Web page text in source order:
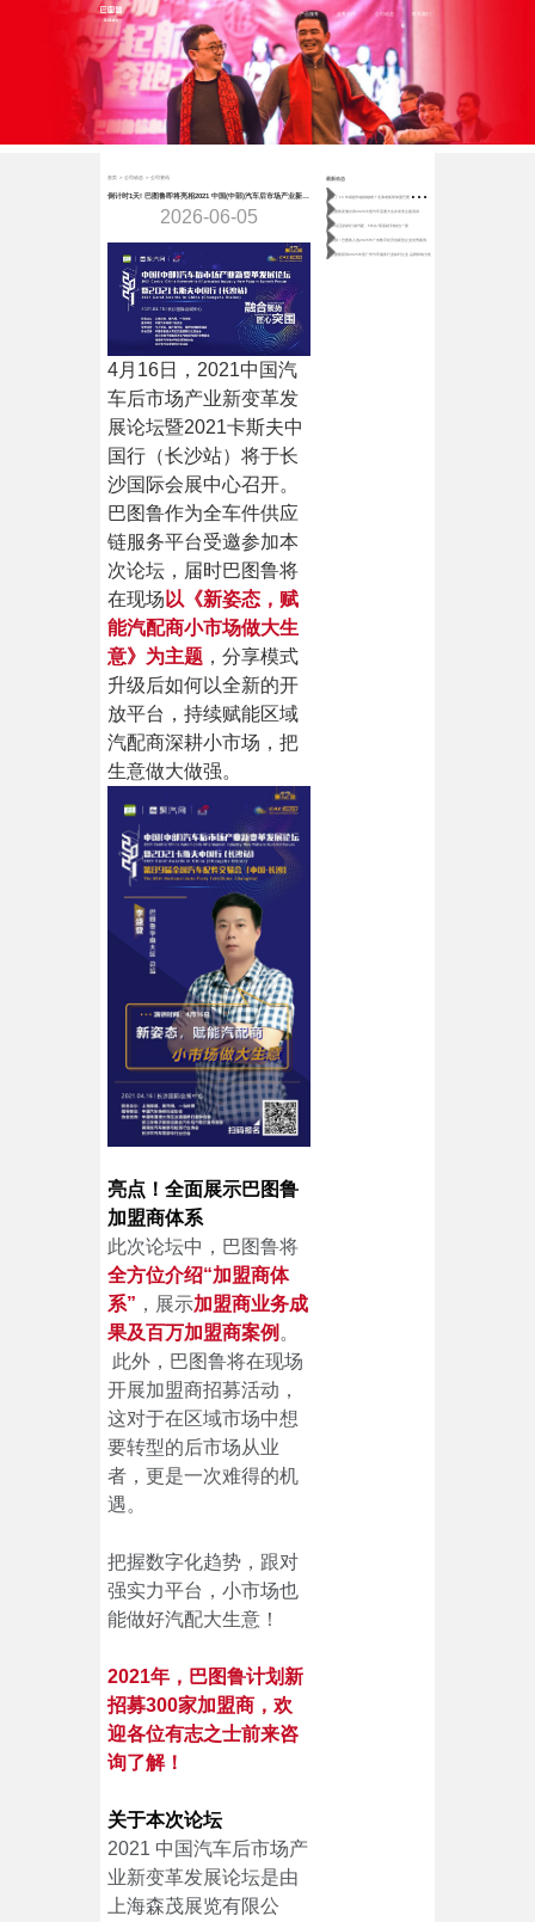
产品服务 业务合作 公司动态 联系我们
首页 > 公司动态 > 公司资讯
2026-06-05
4月16日，2021中国汽
车后市场产业新变革发
展论坛暨2021卡斯夫中
国行（长沙站）将于长
沙国际会展中心召开。
巴图鲁作为全车件供应
链服务平台受邀参加本
次论坛，届时巴图鲁将
在现场 以《新姿态，赋
能汽配商小市场做大生
意》为主题 ，分享模式
升级后如何以全新的开
放平台，持续赋能区域
汽配商深耕小市场，把
生意做大做强。
亮点！全面展示巴图鲁
加盟商体系
此次论坛中，巴图鲁将
全方位介绍“加盟商体
系” ，展示加盟商业务成
果及百万加盟商案例 。
此外，巴图鲁将在现场
开展加盟商招募活动，
这对于在区域市场中想
要转型的后市场从业
者，更是一次难得的机
遇。
把握数字化趋势，跟对
强实力平台，小市场也
能做好汽配大生意！
2021年，巴图鲁计划新
招募300家加盟商，欢
迎各位有志之士前来咨
询了解！
关于本次论坛
2021 中国汽车后市场产
业新变革发展论坛是由
上海森茂展览有限公
最新动态
做
了 15 年易损件越做越难？北海老板靠加盟巴图鲁稳守月近百万营收
巴图鲁受邀出席2026中国汽车流通大会并发表主题演讲
80后宝妈跨行做汽配，5年从“零基础”到独当一面
喜报！巴图鲁入选2025年广东数字经济创新型企业优秀案例
巴图鲁获得2025年度广州汽车服务行业标杆企业 品牌影响力奖